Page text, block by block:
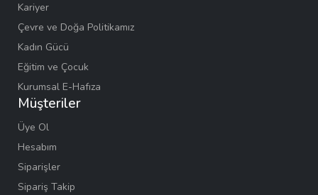
Kariyer
Çevre ve Doğa Politikamız
Kadın Gücü
Eğitim ve Çocuk
Kurumsal E-Hafıza
Müşteriler
Üye Ol
Hesabım
Siparişler
Sipariş Takip